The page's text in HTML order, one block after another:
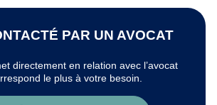
PAR UN AVOCAT
directement en relation avec l’avocat
le plus à votre besoin.